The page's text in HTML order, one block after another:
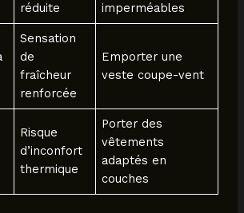
réduite
imperméables
Sensation
de
fraîcheur
renforcée
Emporter une
veste coupe-vent
Risque
d’inconfort
thermique
Porter des
vêtements
adaptés en
couches